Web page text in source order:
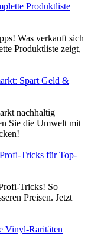
Produktliste
Was verkauft sich
Produktliste zeigt,
Spart Geld &
nachhaltig
Sie die Umwelt mit
Tricks für Top-
Tricks! So
Preisen. Jetzt
Vinyl-Raritäten